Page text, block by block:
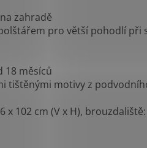
zahradě
pro větší pohodlí při
18 měsíců
tištěnými motivy z
x 102 cm (V x H),